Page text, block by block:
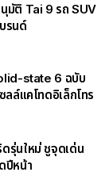
มัติ Tai 9 รถ SUV
รนด์
state 6 ฉบับ
ล์แคโทดอิเล็กโทร
รุ่นใหม่ ชูจุดเด่น
ปีหน้า